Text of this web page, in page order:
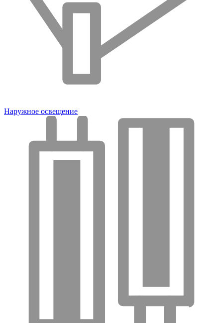
Наружное освещение